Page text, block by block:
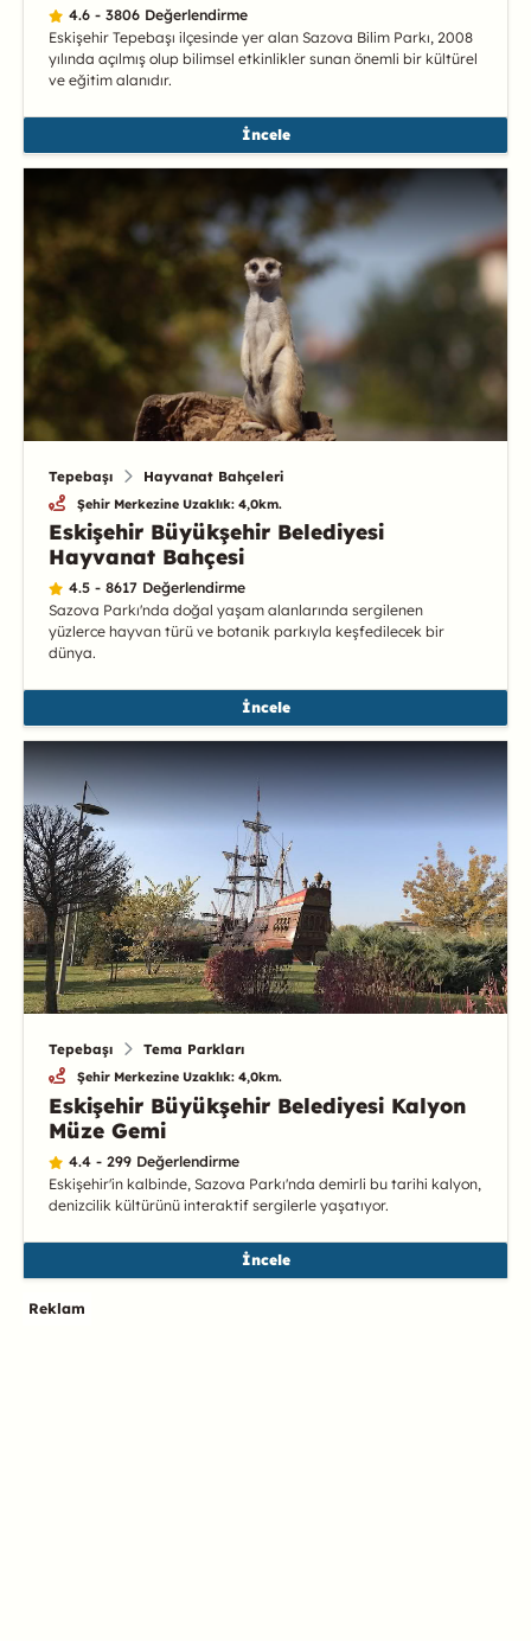
4.6 - 3806 Değerlendirme
Eskişehir Tepebaşı ilçesinde yer alan Sazova Bilim Parkı, 2008
yılında açılmış olup bilimsel etkinlikler sunan önemli bir kültürel
ve eğitim alanıdır.
İncele
Tepebaşı Hayvanat Bahçeleri
Şehir Merkezine Uzaklık: 4,0km.
Eskişehir Büyükşehir Belediyesi
Hayvanat Bahçesi
4.5 - 8617 Değerlendirme
Sazova Parkı'nda doğal yaşam alanlarında sergilenen
yüzlerce hayvan türü ve botanik parkıyla keşfedilecek bir
dünya.
İncele
Tepebaşı Tema Parkları
Şehir Merkezine Uzaklık: 4,0km.
Eskişehir Büyükşehir Belediyesi Kalyon
Müze Gemi
4.4 - 299 Değerlendirme
Eskişehir'in kalbinde, Sazova Parkı'nda demirli bu tarihi kalyon,
denizcilik kültürünü interaktif sergilerle yaşatıyor.
İncele
Reklam